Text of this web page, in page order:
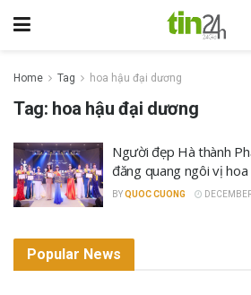
Home Tag hoa hậu đại dương
Tag: hoa hậu đại dương
Người đẹp Hà thành
đăng quang ngôi vị hoa
BYQUOC CUONG
Popular News